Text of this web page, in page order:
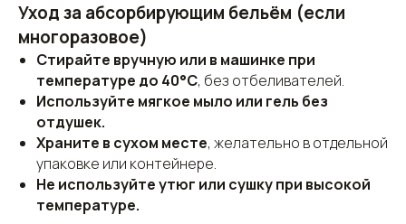
Уход за абсорбирующим бельём (если
многоразовое)
Стирайте вручную или в машинке при
температуре до 40°C, без отбеливателей.
Используйте мягкое мыло или гель без
отдушек.
Храните в сухом месте, желательно в отдельной
упаковке или контейнере.
Не используйте утюг или сушку при высокой
температуре.
Наш адрес
г.Тюмень, ул.Володарского, 19/1-а
пн.-пт. с 9.00 - 19.00 сб.-вс. 9.00 - 14.00
Почта:antrum@bk.ru
Автобусы:34, 56, 93